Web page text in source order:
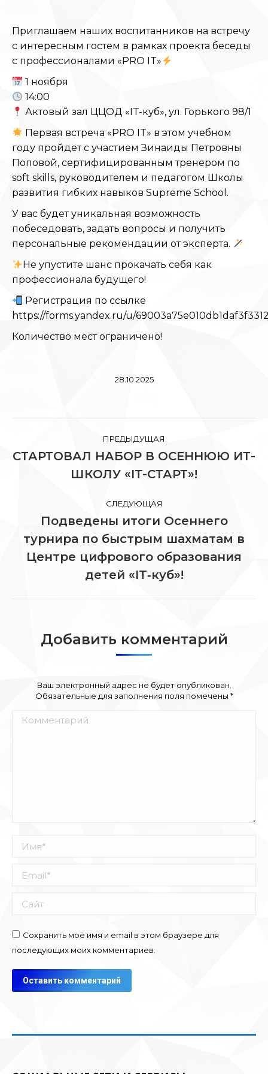
Приглашаем наших воспитанников на встречу
с интересным гостем в рамках проекта беседы
с профессионалами «PRO IT»
1 ноября
14:00
Актовый зал ЦЦОД «IT-куб», ул. Горького 98/1
Первая встреча «PRO IT» в этом учебном
году пройдет с участием Зинаиды Петровны
Поповой, сертифицированным тренером по
soft skills, руководителем и педагогом Школы
развития гибких навыков Supreme School.
У вас будет уникальная возможность
побеседовать, задать вопросы и получить
персональные рекомендации от эксперта.
Не упустите шанс прокачать себя как
профессионала будущего!
Регистрация по ссылке
https://forms.yandex.ru/u/
Количество мест ограничено!
28.10.2025
Навигация
по
записям
ПРЕДЫДУЩАЯ
запись:
СТАРТОВАЛ НАБОР В ОСЕННЮЮ ИТ-
ШКОЛУ «IT-СТАРТ»!
СЛЕДУЮЩАЯ
Следующая
запись:
Подведены итоги Осеннего
турнира по быстрым шахматам в
Центре цифрового образования
детей «IT‑куб»!
Добавить комментарий
Ваш электронный адрес не будет опубликован.
Обязательные для заполнения поля помечены *
Комментарий
Имя *
Email *
Сайт
Сохранить моё имя и email в этом браузере для
последующих моих комментариев.
Оставить комментарий